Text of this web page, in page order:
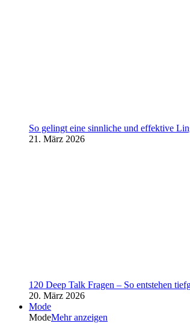
So gelingt eine sinnliche und effektive
21. März 2026
120 Deep Talk Fragen – So entstehen
20. März 2026
Mode
ModeMehr anzeigen